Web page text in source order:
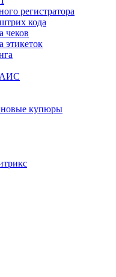
регистратора
кода
чеков
этикеток
новые купюры